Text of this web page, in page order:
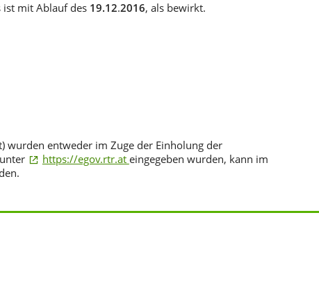
ist mit Ablauf des 19.12.2016, als bewirkt.
wurden entweder im Zuge der Einholung der
https://egov.rtr.at eingegeben wurden, kann im